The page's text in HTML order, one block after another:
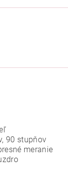
90 stupňov
meranie